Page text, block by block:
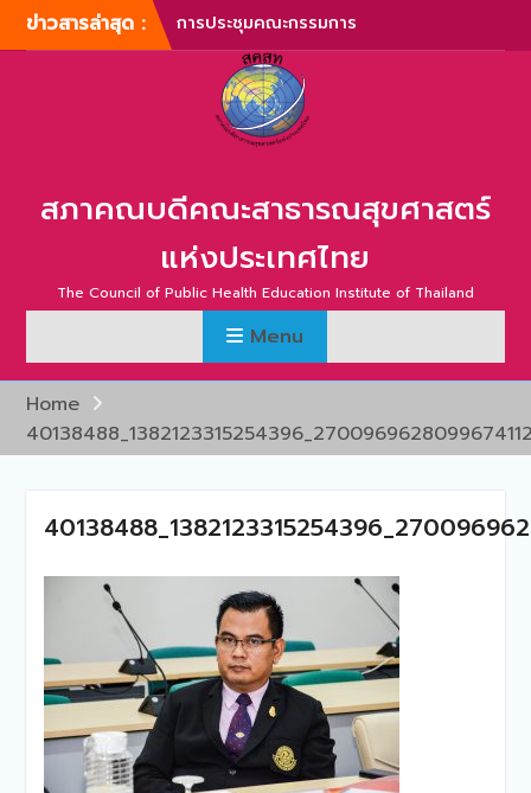
Skip
to
ข่าวสารล่าสุด :
การประชุมคณะกรรมการ
บริหารสภาคณบดีคณะ
สาธารณสุขศาสตร์แห่ง
ประเทศไทย ครั้งที่ 1/2567
การประชุมสามัญประจำปี
สภาคณบดีคณะสาธารณสุข
ที่ 1/2567
สามัญประจำปี สภาคณบดี
คณะสาธารณสุขศาสตร์แห่ง
ประเทศไทย ครั้งที่ 1/2566
การประชุมสามัญประจำปี
สภาคณบดีคณะสาธารณสุข
ศาสตร์แห่งประเทศไทย ครั้ง
การประชุมสามัญ สภา
ที่ 2/2567
สภาคณบดีคณะสาธารณสุขศาสตร์
แห่งประเทศไทย
The Council of Public Health Education Institute of Thailand
Menu
Home